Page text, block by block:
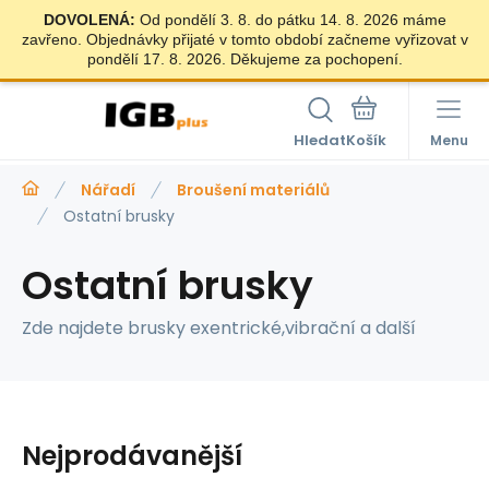
DOVOLENÁ: Od pondělí 3. 8. do pátku 14. 8. 2026 máme
zavřeno. Objednávky přijaté v tomto období začneme vyřizovat v
pondělí 17. 8. 2026. Děkujeme za pochopení.
Hledat Menu
Nářadí
Broušení materiálů
Ostatní brusky
Ostatní brusky
Zde najdete brusky exentrické,vibrační a další
Nejprodávanější